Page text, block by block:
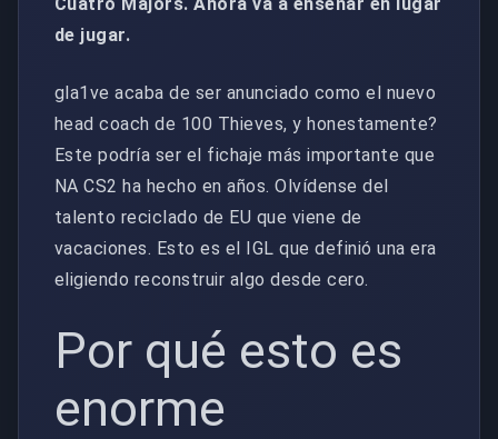
de jugar.
gla1ve acaba de ser anunciado como el nuevo
head coach de 100 Thieves, y honestamente?
Este podría ser el fichaje más importante que
NA CS2 ha hecho en años. Olvídense del
talento reciclado de EU que viene de
vacaciones. Esto es el IGL que definió una era
eligiendo reconstruir algo desde cero.
Por qué esto es
enorme